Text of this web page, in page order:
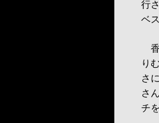
行
ベ
香
り
さ
さ
チ